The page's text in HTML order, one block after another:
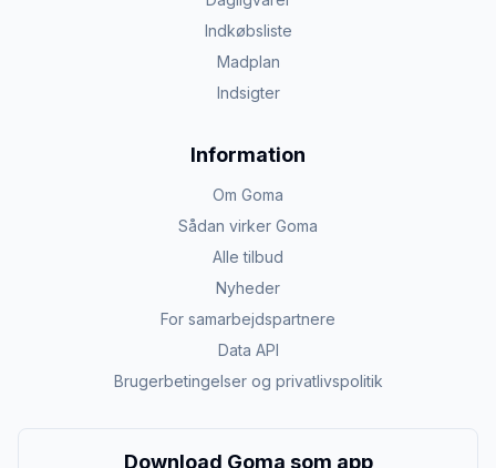
Indkøbsliste
Madplan
Indsigter
Information
Om Goma
Sådan virker Goma
Alle tilbud
Nyheder
For samarbejdspartnere
Data API
Brugerbetingelser og privatlivspolitik
Download Goma som app